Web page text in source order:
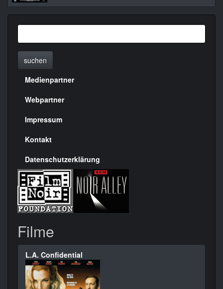
suchen
Menülinks
rechte
Seite
Medienpartner
Webpartner
Impressum
Kontakt
Datenschutzerklärung
Filme
L.A. Confidential